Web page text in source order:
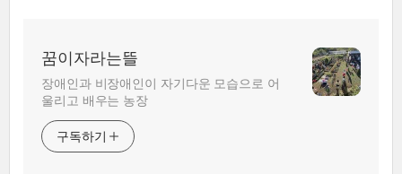
꿈이자라는뜰
장애인과 비장애인이 자기다운 모습으로 어
울리고 배우는 농장
구독하기